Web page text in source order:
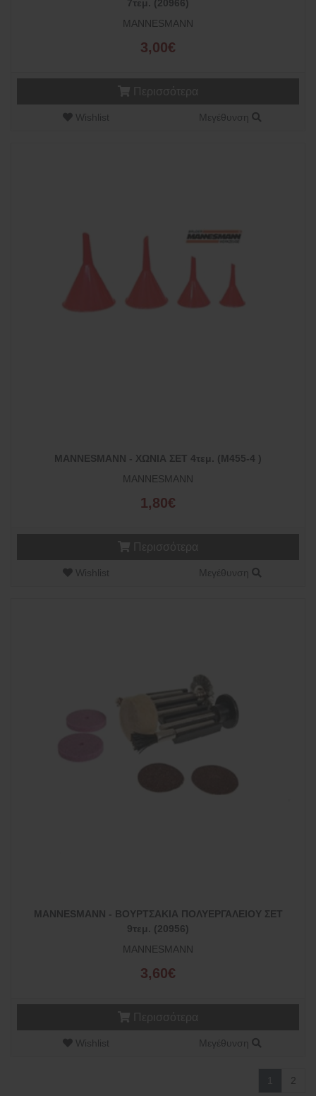
7τεμ. (20966)
MANNESMANN
3,00€
Wishlist Μεγέθυνση
MANNESMANN - ΧΩΝΙΑ ΣΕΤ 4τεμ. (M455-4 )
MANNESMANN
1,80€
Wishlist Μεγέθυνση
MANNESMANN - ΒΟΥΡΤΣΑΚΙΑ ΠΟΛΥΕΡΓΑΛΕΙΟΥ ΣΕΤ
9τεμ. (20956)
MANNESMANN
3,60€
Wishlist Μεγέθυνση
2